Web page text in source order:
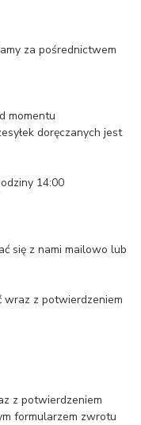
za pośrednictwem
momentu
doręczanych jest
14:00
się z nami mailowo lub
wraz z potwierdzeniem
z potwierdzeniem
formularzem zwrotu